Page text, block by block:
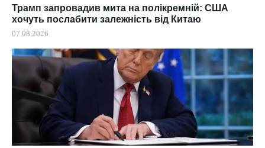
Трамп запровадив мита на полікремній: США
хочуть послабити залежність від Китаю
07.08.2026